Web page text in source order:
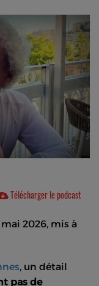
Télécharger le podcast
mai 2026, mis à
, un détail
pas de